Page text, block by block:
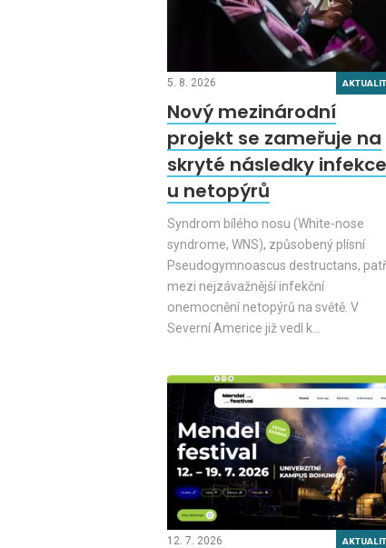
5. 8. 2026
Nový mezinárodní
projekt se zameřuje na
skryté následky infekce
u netopýrů
Syndrom bílého nosu (White-nose
syndrome, WNS), způsobený plísní
Pseudogymnoascus destructans,
mezi nejzávažnější infekční
onemocnění netopýrů na světě. V
Severní Americe již vedl k…
12. 7. 2026